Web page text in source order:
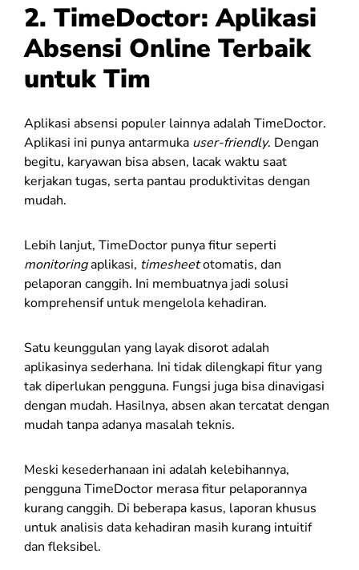
2. TimeDoctor: Aplikasi
Absensi Online Terbaik
untuk Tim
Aplikasi absensi populer lainnya adalah TimeDoctor.
Aplikasi ini punya antarmuka user-friendly. Dengan
begitu, karyawan bisa absen, lacak waktu saat
kerjakan tugas, serta pantau produktivitas dengan
mudah.
Lebih lanjut, TimeDoctor punya fitur seperti
monitoringaplikasi, timesheetotomatis, dan
pelaporan canggih. Ini membuatnya jadi solusi
komprehensif untuk mengelola kehadiran.
Satu keunggulan yang layak disorot adalah
aplikasinya sederhana. Ini tidak dilengkapi fitur yang
tak diperlukan pengguna. Fungsi juga bisa dinavigasi
dengan mudah. Hasilnya, absen akan tercatat dengan
mudah tanpa adanya masalah teknis.
Meski kesederhanaan ini adalah kelebihannya,
pengguna TimeDoctor merasa fitur pelaporannya
kurang canggih. Di beberapa kasus, laporan khusus
untuk analisis data kehadiran masih kurang intuitif
dan fleksibel.